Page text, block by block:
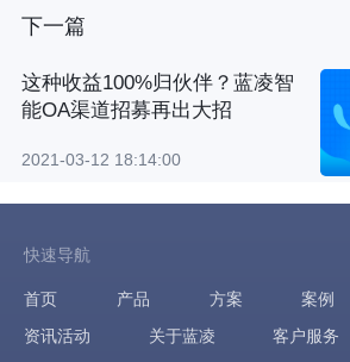
下一篇
这种收益100%归伙伴？蓝凌智
能OA渠道招募再出大招
2021-03-12 18:14:00
快速导航
首页 产品 方案 案例
资讯活动
关于蓝凌 客户服务